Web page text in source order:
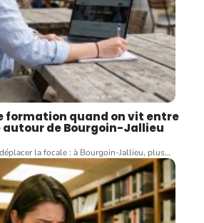
formation quand on vit entre
autour de Bourgoin-Jallieu
la focale : à Bourgoin-Jallieu, plus…